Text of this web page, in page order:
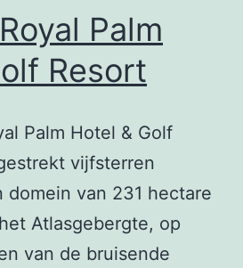
Palm
Resort
Palm Hotel & Golf
vijfsterren
van 231 hectare
Atlasgebergte, op
van de bruisende